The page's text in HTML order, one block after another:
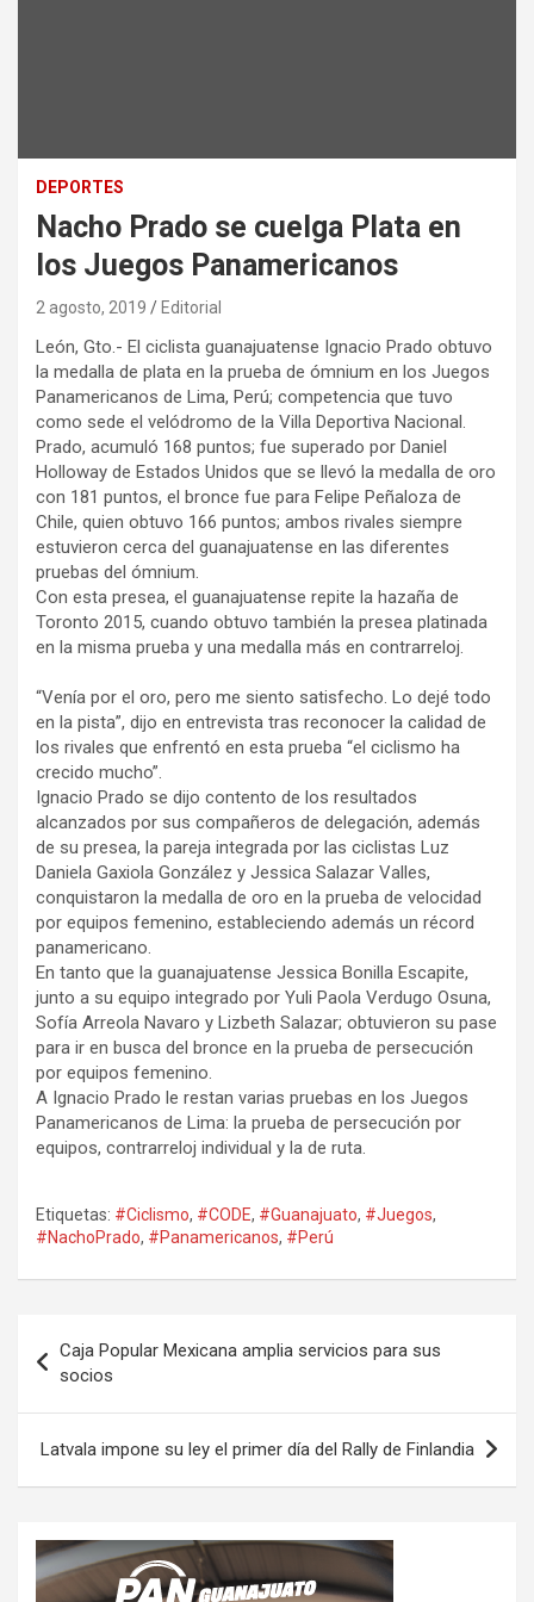
DEPORTES
Nacho Prado se cuelga Plata en
los Juegos Panamericanos
2 agosto, 2019 Editorial
León, Gto.- El ciclista guanajuatense Ignacio Prado obtuvo
la medalla de plata en la prueba de ómnium en los Juegos
Panamericanos de Lima, Perú; competencia que tuvo
como sede el velódromo de la Villa Deportiva Nacional.
Prado, acumuló 168 puntos; fue superado por Daniel
Holloway de Estados Unidos que se llevó la medalla de oro
con 181 puntos, el bronce fue para Felipe Peñaloza de
Chile, quien obtuvo 166 puntos; ambos rivales siempre
estuvieron cerca del guanajuatense en las diferentes
pruebas del ómnium.
Con esta presea, el guanajuatense repite la hazaña de
Toronto 2015, cuando obtuvo también la presea platinada
en la misma prueba y una medalla más en contrarreloj.
“Venía por el oro, pero me siento satisfecho. Lo dejé todo
en la pista”, dijo en entrevista tras reconocer la calidad de
los rivales que enfrentó en esta prueba “el ciclismo ha
crecido mucho”.
Ignacio Prado se dijo contento de los resultados
alcanzados por sus compañeros de delegación, además
de su presea, la pareja integrada por las ciclistas Luz
Daniela Gaxiola González y Jessica Salazar Valles,
conquistaron la medalla de oro en la prueba de velocidad
por equipos femenino, estableciendo además un récord
panamericano.
En tanto que la guanajuatense Jessica Bonilla Escapite,
junto a su equipo integrado por Yuli Paola Verdugo Osuna,
Sofía Arreola Navaro y Lizbeth Salazar; obtuvieron su pase
para ir en busca del bronce en la prueba de persecución
por equipos femenino.
A Ignacio Prado le restan varias pruebas en los Juegos
Panamericanos de Lima: la prueba de persecución por
equipos, contrarreloj individual y la de ruta.
Etiquetas: #Ciclismo, #CODE, #Guanajuato, #Juegos,
#NachoPrado, #Panamericanos, #Perú
de
entradas
Caja Popular Mexicana amplia servicios para sus
socios
Latvala impone su ley el primer día del Rally de Finlandia